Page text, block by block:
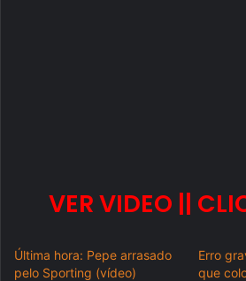
VER VIDEO ||
Última hora: Pepe arrasado
pelo Sporting (vídeo)
Erro
que